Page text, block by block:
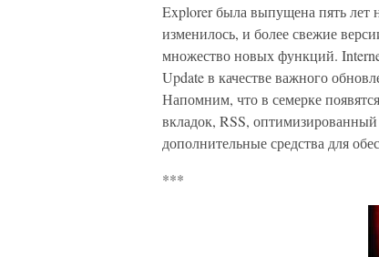
Explorer была выпущена пять лет
изменилось, и более свежие
множество новых функций.
Update в качестве важного
Напомним, что в семерке
вкладок, RSS,
дополнительные средства для
***